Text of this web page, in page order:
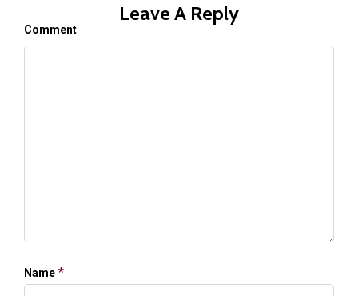
Leave A Reply
Comment
Name *